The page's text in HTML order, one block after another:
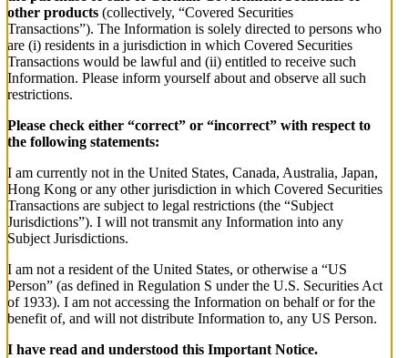
other products (collectively, “Covered Securities
Transactions”). The Information is solely directed to persons who
are (i) residents in a jurisdiction in which Covered Securities
Transactions would be lawful and (ii) entitled to receive such
Information. Please inform yourself about and observe all such
restrictions.
Please check either “correct” or “incorrect” with respect to
the following statements:
I am currently not in the United States, Canada, Australia, Japan,
Hong Kong or any other jurisdiction in which Covered Securities
Transactions are subject to legal restrictions (the “Subject
Jurisdictions”). I will not transmit any Information into any
Subject Jurisdictions.
I am not a resident of the United States, or otherwise a “US
Person” (as defined in Regulation S under the U.S. Securities Act
of 1933). I am not accessing the Information on behalf or for the
benefit of, and will not distribute Information to, any US Person.
I have read and understood this Important Notice.